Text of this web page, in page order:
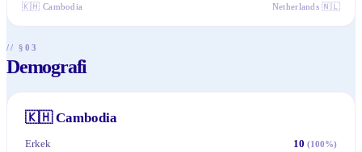
🇰🇭 Cambodia Netherlands 🇳🇱
// §03
Demografi
🇰🇭 Cambodia
Erkek 10 (100%)